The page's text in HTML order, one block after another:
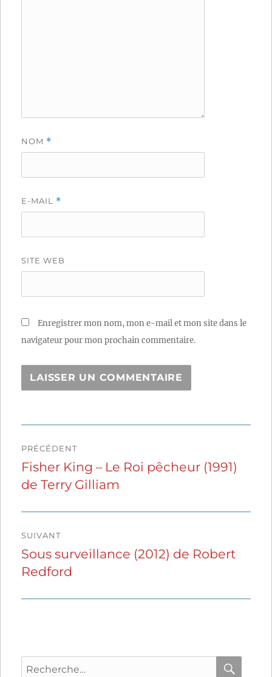
NOM *
E-MAIL *
SITE WEB
Enregistrer mon nom, mon e-mail et mon site dans le
navigateur pour mon prochain commentaire.
de
l’article
PRÉCÉDENT
Publication
précédente :
Fisher King – Le Roi pêcheur (1991)
de Terry Gilliam
SUIVANT
Publication
suivante :
Sous surveillance (2012) de Robert
Redford
Recherche